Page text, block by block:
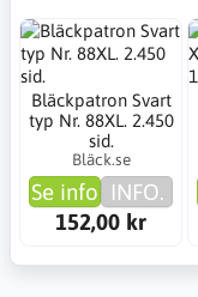
Bläckpatron Svart
typ Nr. 88XL. 2.450
sid.
Bläck.se
Se info INFO.
152,00 kr